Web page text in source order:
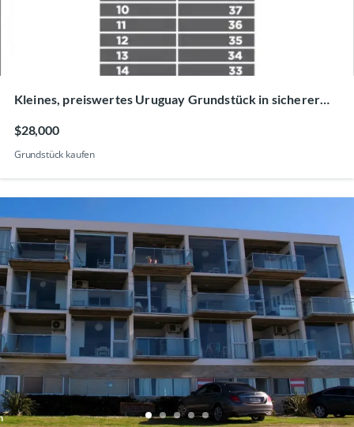
Kleines, preiswertes Uruguay Grundstück in sicherer
$28,000
Grundstück kaufen